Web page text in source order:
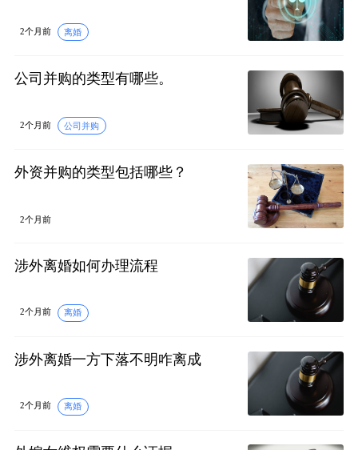
2个月前 离婚
公司并购的类型有哪些。
2个月前 公司并购
外资并购的类型包括哪些？
2个月前
涉外离婚如何办理流程
2个月前 离婚
涉外离婚一方下落不明咋离成
2个月前 离婚